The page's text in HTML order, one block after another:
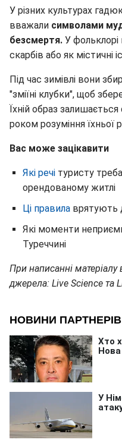
У різних культурах
вважали символами
безсмертя. У фольклорі
скарбів або як містичні
Під час зимівлі вони
"зміїні клубки", щоб
Їхній образ
роком розуміння їхньої
Вас може зацікавити
Які речі туристу
орендованому житлі
Ці правила врятують
Які моменти
Туреччині
При написанні матеріалу
джерела: Live Science та